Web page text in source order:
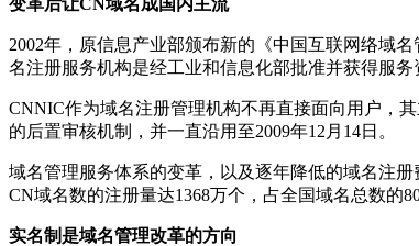
2002年，原信息产业部颁布新的《中国互联网络域
名注册服务机构是经工业和信息化部批准并获得服
CNNIC作为域名注册管理机构不再直接面向用户，
的后置审核机制，并一直沿用至2009年12月14日。
域名管理服务体系的变革，以及逐年降低的域名注
CN域名数的注册量达1368万个，占全国域名总数的
实名制是域名管理改革的方向